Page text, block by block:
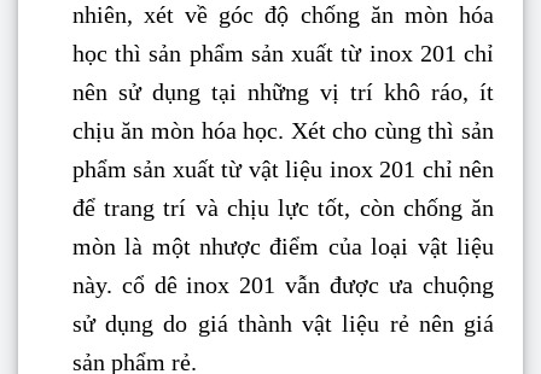
nhiên, xét về góc độ chống ăn mòn hóa
học thì sản phẩm sản xuất từ inox 201 chỉ
nên sử dụng tại những vị trí khô ráo, ít
chịu ăn mòn hóa học. Xét cho cùng thì sản
phẩm sản xuất từ vật liệu inox 201 chỉ nên
để trang trí và chịu lực tốt, còn chống ăn
mòn là một nhược điểm của loại vật liệu
này. cổ dê inox 201 vẫn được ưa chuộng
sử dụng do giá thành vật liệu rẻ nên giá
sản phẩm rẻ.